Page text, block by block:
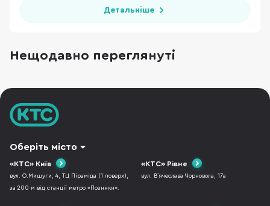
Детальніше
Нещодавно переглянуті
Оберіть місто
«КТС» Київ
вул. О.Мишуги, 4, ТЦ Піраміда (1 поверх),
за 200 м від станції метро «Позняки».
«КТС» Рівне
вул. В`ячеслава Чорновола, 17а